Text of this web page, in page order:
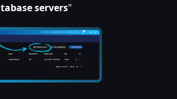
servers"